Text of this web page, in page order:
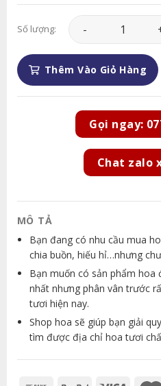
Số lượng: Hoa Khai Trương
Thêm Vào Giỏ Hàng
Gọi ngay:
Chat zalo
MÔ TẢ
Bạn đang có nhu cầu mua
chia buồn, hiếu hỉ…nhưng
Bạn muốn có sản phẩm
nhất nhưng phân vân trước
tươi hiện nay.
Shop hoa sẽ giúp bạn giải
tìm được địa chỉ hoa tươi